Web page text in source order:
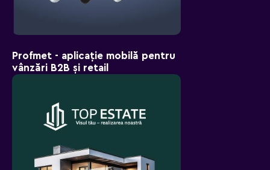
Profmet - aplicație mobilă pentru
vânzări B2B și retail